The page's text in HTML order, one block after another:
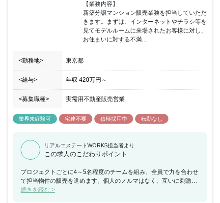
【業務内容】
新築分譲マンション販売業務を担当していただ
きます。まずは、インターネットやチラシ等を
見てモデルルームに来場されたお客様に対し、
お住まいに対する不満...
<勤務地> 東京都
<給与> 年収 420万円 ～
<募集職種> 実需用不動産販売営業
業界未経験可 宅建不要 積極採用中 転勤なし
リアルエステートWORKS担当者より
この求人のこだわりポイント
プロジェクトごとに4～5名程度のチームを組み、全員で力を合わせ
て担当物件の販売を進めます。個人のノルマはなく、互いに刺激し
合いながらチームで目標を目指すスタイルです！社員の前職は、飲
続きを読む >